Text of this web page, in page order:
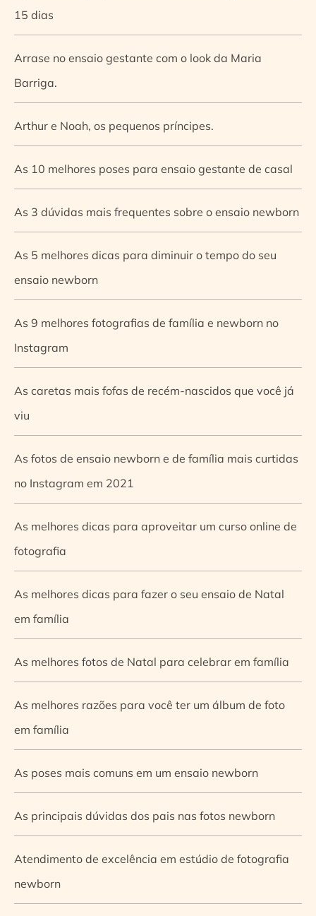
15 dias
Arrase no ensaio gestante com o look da Maria
Barriga.
Arthur e Noah, os pequenos príncipes.
As 10 melhores poses para ensaio gestante de casal
As 3 dúvidas mais frequentes sobre o ensaio newborn
As 5 melhores dicas para diminuir o tempo do seu
ensaio newborn
As 9 melhores fotografias de família e newborn no
Instagram
As caretas mais fofas de recém-nascidos que você já
viu
As fotos de ensaio newborn e de família mais curtidas
no Instagram em 2021
As melhores dicas para aproveitar um curso online de
fotografia
As melhores dicas para fazer o seu ensaio de Natal
em família
As melhores fotos de Natal para celebrar em família
As melhores razões para você ter um álbum de foto
em família
As poses mais comuns em um ensaio newborn
As principais dúvidas dos pais nas fotos newborn
Atendimento de excelência em estúdio de fotografia
newborn